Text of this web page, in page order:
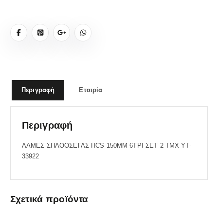
Περιγραφή Εταιρία
Περιγραφή
ΛΑΜΕΣ ΣΠΑΘΟΣΕΓΑΣ HCS 150MM 6TPI ΣΕΤ 2 ΤΜΧ YT-
33922
Σχετικά προϊόντα